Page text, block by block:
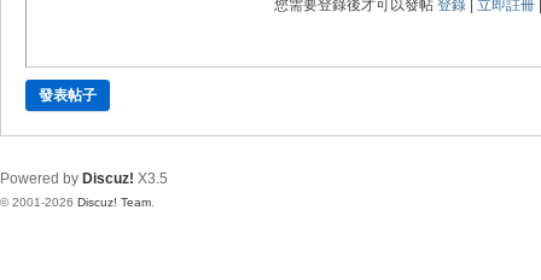
您需要登錄後才可以發帖 登錄 立即註冊
發表帖子
Powered by Discuz! X3.5
© 2001-2026 Discuz! Team